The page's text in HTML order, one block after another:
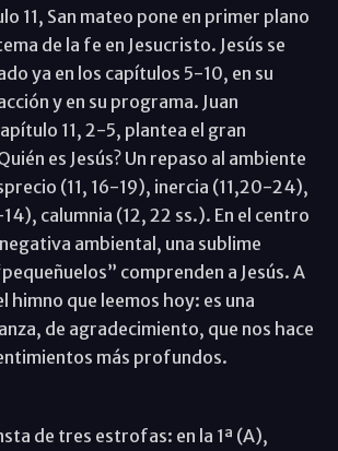
11, San mateo pone en primer plano
de la fe en Jesucristo. Jesús se
ya en los capítulos 5-10, en su
y en su programa. Juan
11, 2-5, plantea el gran
es Jesús? Un repaso al ambiente
(11, 16-19), inercia (11,20-24),
calumnia (12, 22 ss.). En el centro
ambiental, una sublime
comprenden a Jesús. A
himno que leemos hoy: es una
de agradecimiento, que nos hace
más profundos.
de tres estrofas: en la 1ª (A),